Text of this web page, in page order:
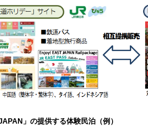
」の提供する体験民泊（例）